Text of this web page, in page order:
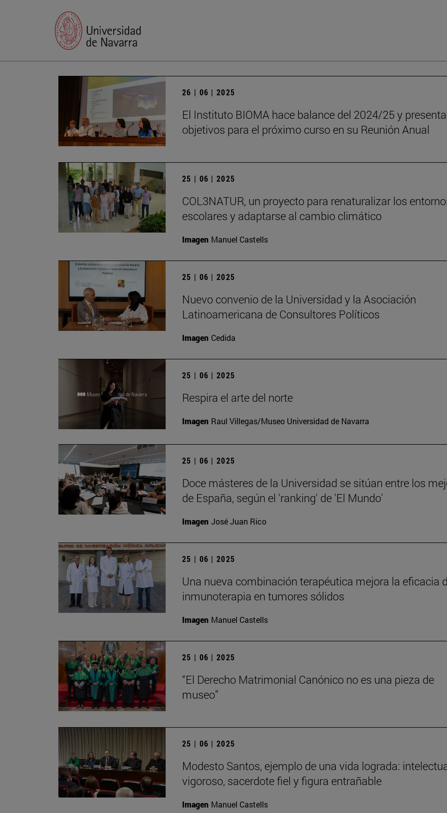
26 | 06 | 2025
El Instituto BIOMA hace balance del 2024/25 y
objetivos para el próximo curso en su Reunión Anual
25 | 06 | 2025
COL3NATUR, un proyecto para renaturalizar los
escolares y adaptarse al cambio climático
Imagen Manuel Castells
25 | 06 | 2025
Nuevo convenio de la Universidad y la Asociación
Latinoamericana de Consultores Políticos
Imagen Cedida
25 | 06 | 2025
Respira el arte del norte
Imagen Raul Villegas/Museo Universidad de Navarra
25 | 06 | 2025
Doce másteres de la Universidad se sitúan entre los
de España, según el 'ranking' de 'El Mundo'
Imagen José Juan Rico
25 | 06 | 2025
Una nueva combinación terapéutica mejora la eficacia
inmunoterapia en tumores sólidos
Imagen Manuel Castells
25 | 06 | 2025
“El Derecho Matrimonial Canónico no es una pieza de
museo”
25 | 06 | 2025
Modesto Santos, ejemplo de una vida lograda:
vigoroso, sacerdote fiel y figura entrañable
Imagen Manuel Castells